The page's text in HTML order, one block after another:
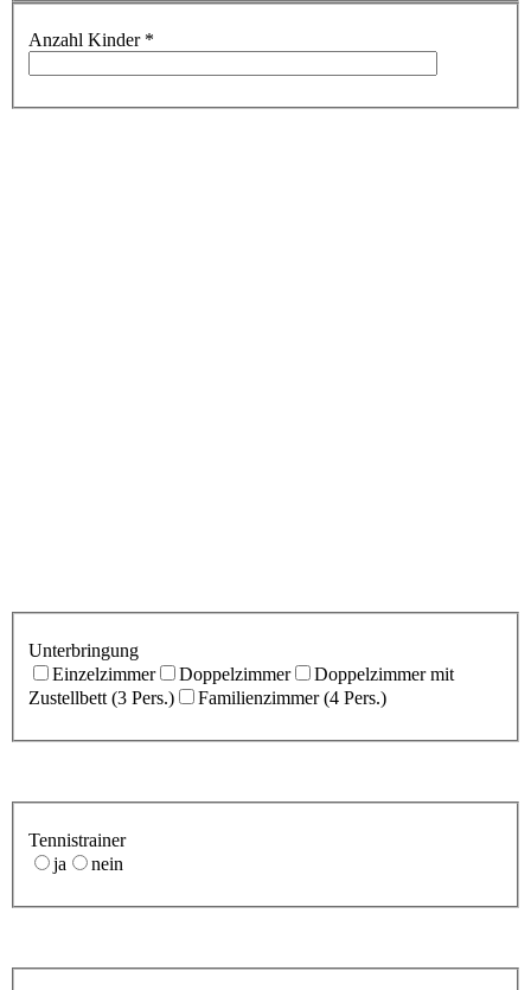
Anzahl Kinder *
Unterbringung
Einzelzimmer
Doppelzimmer
Doppelzimmer mit
Zustellbett (3 Pers.)
Familienzimmer (4 Pers.)
Tennistrainer
ja
nein